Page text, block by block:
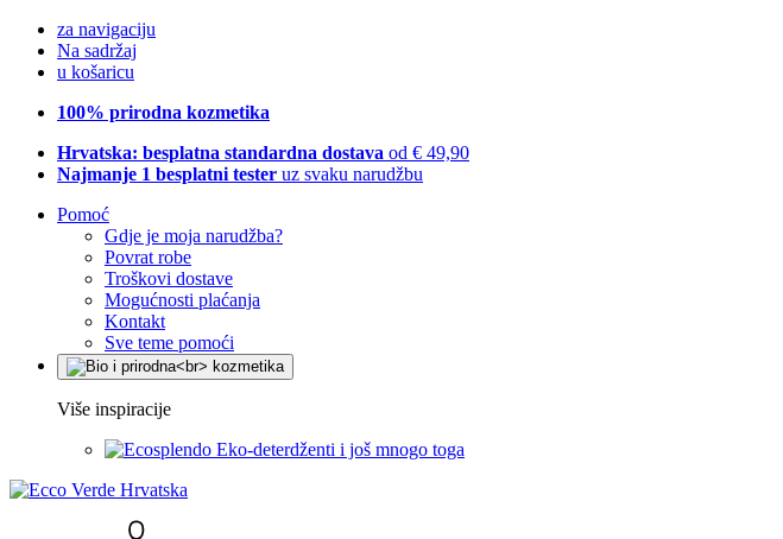
za navigaciju
Na sadržaj
u košaricu
100% prirodna kozmetika
Hrvatska: besplatna standardna dostava od € 49,90
Najmanje 1 besplatni tester uz svaku narudžbu
Pomoć
Gdje je moja narudžba?
Povrat robe
Troškovi dostave
Mogućnosti plaćanja
Kontakt
Sve teme pomoći
Više inspiracije
Eko-deterdženti i još mnogo toga